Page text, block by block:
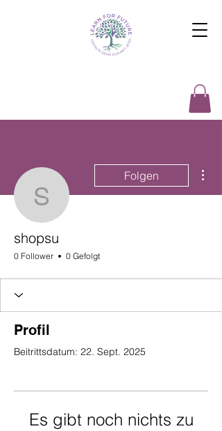
shopsu
Folgen
shopsu
0 Follower 0 Gefolgt
Profil
Beitrittsdatum: 22. Sept. 2025
Es gibt noch nichts zu